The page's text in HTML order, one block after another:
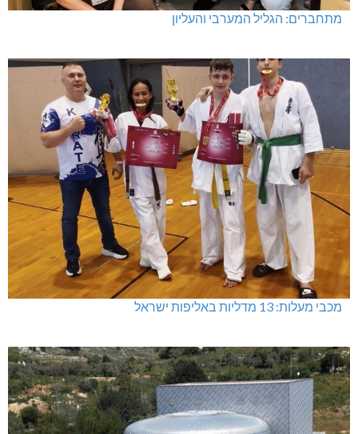
מתחברים: הגליל המערבי והעליון
מכבי מעלות: 13 מדליות באליפות ישראל